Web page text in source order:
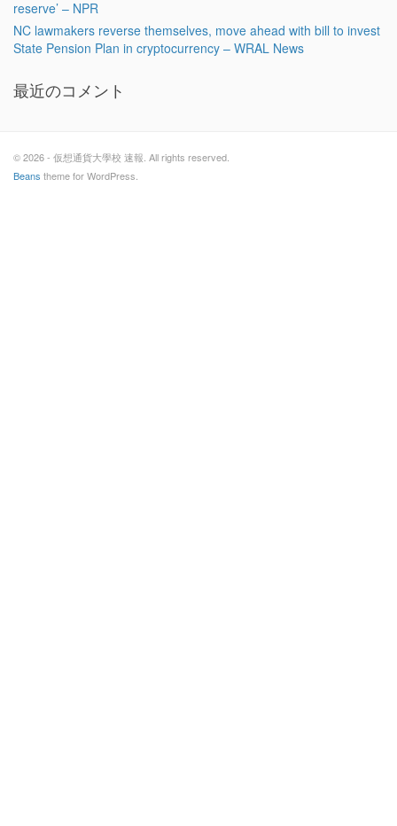
reserve’ – NPR
NC lawmakers reverse themselves, move ahead with bill to invest
State Pension Plan in cryptocurrency – WRAL News
最近のコメント
© 2026 - 仮想通貨大學校 速報. All rights reserved.
Beans theme for WordPress.